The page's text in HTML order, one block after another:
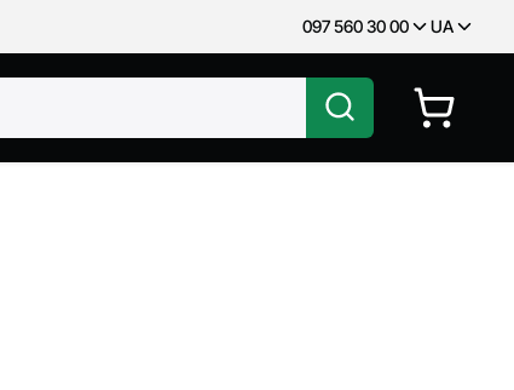
097 560 30 00 UA